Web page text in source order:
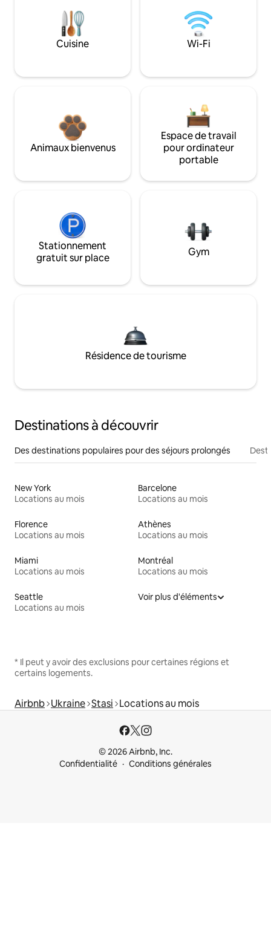
Cuisine Wi-Fi
Animaux bienvenus
Espace de travail
pour ordinateur
portable
Stationnement
gratuit sur place
Gym
Résidence de tourisme
Destinations à découvrir
Des destinations populaires pour des séjours prolongés
New York
Locations au mois
Barcelone
Locations au mois
Florence
Locations au mois
Athènes
Locations au mois
Miami
Locations au mois
Montréal
Locations au mois
Seattle
Locations au mois
Voir plus d'éléments
* Il peut y avoir des exclusions pour certaines régions et
certains logements.
Airbnb Ukraine Stasi Locations au mois
© 2026 Airbnb, Inc.
Confidentialité
Conditions générales